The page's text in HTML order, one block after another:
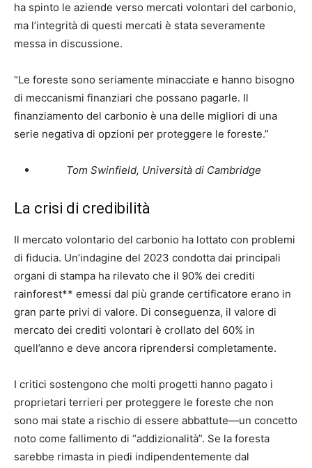
ha spinto le aziende verso mercati volontari del carbonio,
ma l’integrità di questi mercati è stata severamente
messa in discussione.
“Le foreste sono seriamente minacciate e hanno bisogno
di meccanismi finanziari che possano pagarle. Il
finanziamento del carbonio è una delle migliori di una
serie negativa di opzioni per proteggere le foreste.”
Tom Swinfield, Università di Cambridge
La crisi di credibilità
Il mercato volontario del carbonio ha lottato con problemi
di fiducia. Un’indagine del 2023 condotta dai principali
organi di stampa ha rilevato che il 90% dei crediti
rainforest** emessi dal più grande certificatore erano in
gran parte privi di valore. Di conseguenza, il valore di
mercato dei crediti volontari è crollato del 60% in
quell’anno e deve ancora riprendersi completamente.
I critici sostengono che molti progetti hanno pagato i
proprietari terrieri per proteggere le foreste che non
sono mai state a rischio di essere abbattute—un concetto
noto come fallimento di “addizionalità”. Se la foresta
sarebbe rimasta in piedi indipendentemente dal